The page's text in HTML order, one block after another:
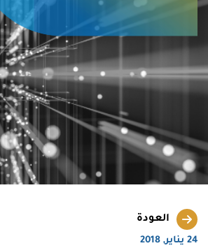
العودة
24 يناير, 2018